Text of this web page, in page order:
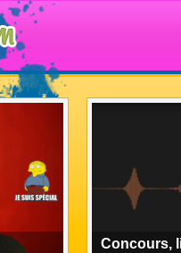
Concours,